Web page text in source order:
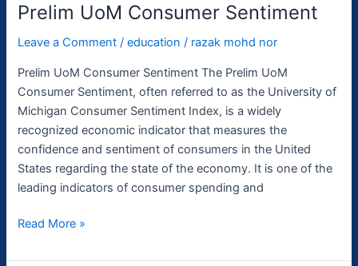
Prelim UoM Consumer Sentiment
Leave a Comment /education / razak mohd nor
Prelim UoM Consumer Sentiment The Prelim UoM
Consumer Sentiment, often referred to as the University of
Michigan Consumer Sentiment Index, is a widely
recognized economic indicator that measures the
confidence and sentiment of consumers in the United
States regarding the state of the economy. It is one of the
leading indicators of consumer spending and
Read More »